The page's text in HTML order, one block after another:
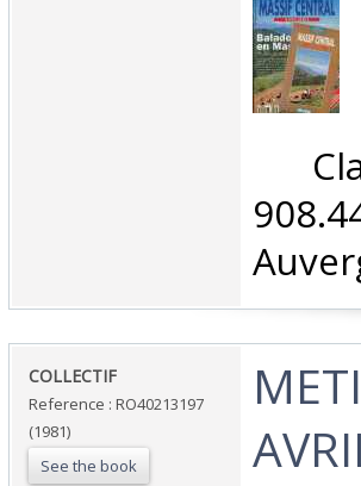
‎COLLECTIF‎
Reference : RO40213197
(1981)
See the book